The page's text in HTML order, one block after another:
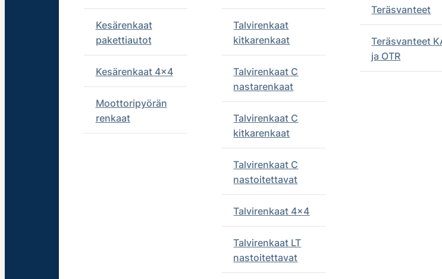
Kesärenkaat
pakettiautot
Kesärenkaat 4x4
Moottoripyörän
renkaat
Talvirenkaat
kitkarenkaat
Talvirenkaat C
nastarenkaat
Talvirenkaat C
kitkarenkaat
Talvirenkaat C
nastoitettavat
Talvirenkaat 4x4
Talvirenkaat LT
nastoitettavat
Teräsvanteet
Teräsvanteet
ja OTR